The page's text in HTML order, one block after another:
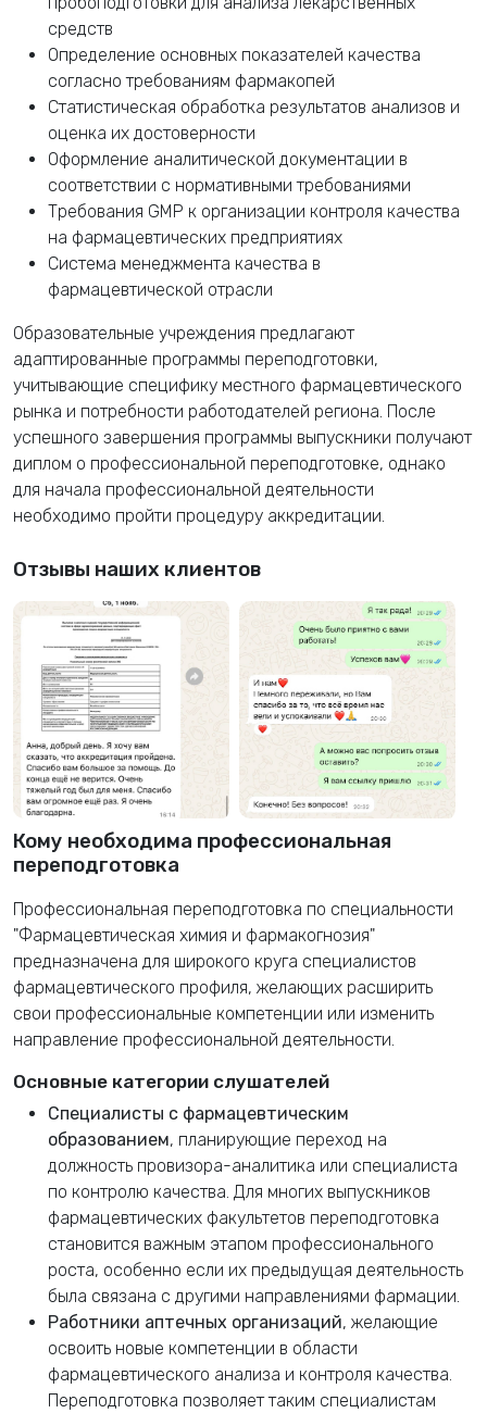
средств
Определение основных показателей качества
согласно требованиям фармакопей
Статистическая обработка результатов анализов и
оценка их достоверности
Оформление аналитической документации в
соответствии с нормативными требованиями
Требования GMP к организации контроля качества
на фармацевтических предприятиях
Система менеджмента качества в
фармацевтической отрасли
Образовательные учреждения предлагают
адаптированные программы переподготовки,
учитывающие специфику местного фармацевтического
рынка и потребности работодателей региона. После
успешного завершения программы выпускники получают
диплом о профессиональной переподготовке, однако
для начала профессиональной деятельности
необходимо пройти процедуру аккредитации.
Отзывы наших клиентов
Кому необходима профессиональная
переподготовка
Профессиональная переподготовка по специальности
"Фармацевтическая химия и фармакогнозия"
предназначена для широкого круга специалистов
фармацевтического профиля, желающих расширить
свои профессиональные компетенции или изменить
направление профессиональной деятельности.
Основные категории слушателей
Специалисты с фармацевтическим
образованием, планирующие переход на
должность провизора-аналитика или специалиста
по контролю качества. Для многих выпускников
фармацевтических факультетов переподготовка
становится важным этапом профессионального
роста, особенно если их предыдущая деятельность
была связана с другими направлениями фармации.
Работники аптечных организаций, желающие
освоить новые компетенции в области
фармацевтического анализа и контроля качества.
Переподготовка позволяет таким специалистам